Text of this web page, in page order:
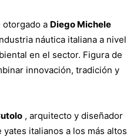
otorgado a Diego Michele
náutica italiana a nivel
en el sector. Figura de
innovación, tradición y
, arquitecto y diseñador
italianos a los más altos